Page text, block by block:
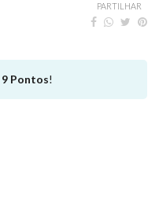
PARTILHAR
9 Pontos!